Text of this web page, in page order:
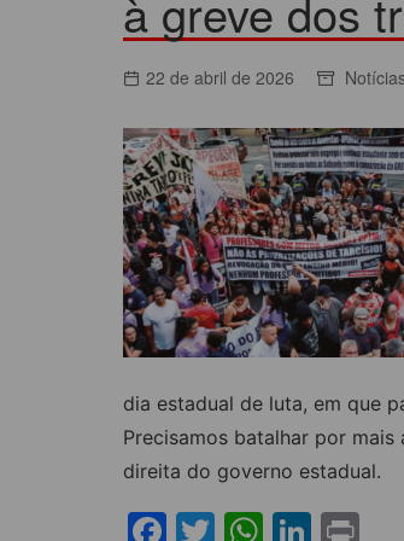
22 de abril de 2026
dia estadual de luta, em que
Precisamos batalhar por
direita do governo estadual.
F
T
W Li